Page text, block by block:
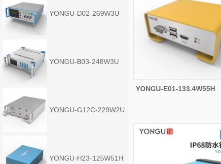
YONGU-D02-269W3U
YONGU-B03-248W3U
YONGU-G12C-229W2U
YONGU-H23-125W51H
YONGU-E01-133.4W55H